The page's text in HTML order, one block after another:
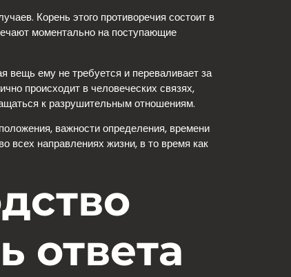
Корень этого противоречия состоит в
моментально на поступающие
вещь ему не требуется и переваливает за
происходит в человеческих связях,
к разрушительным отношениям.
важности определения, времени
всех направлениях жизни, в то время как
ответа